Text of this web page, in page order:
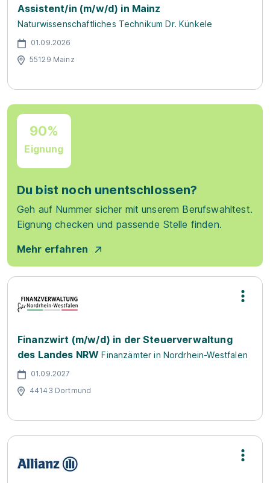
Assistent/in (m/w/d) in Mainz
Naturwissenschaftliches Technikum Dr. Künkele
01.09.2026
55129 Mainz
90%
Eignung
Du bist noch unentschlossen?
Geh auf Nummer sicher mit unserem Berufswahltest.
Eignung checken und passende Stelle finden.
Mehr erfahren
Finanzwirt (m/w/d) in der Steuerverwaltung
des Landes NRW Finanzämter in Nordrhein-Westfalen
01.09.2027
44143 Dortmund